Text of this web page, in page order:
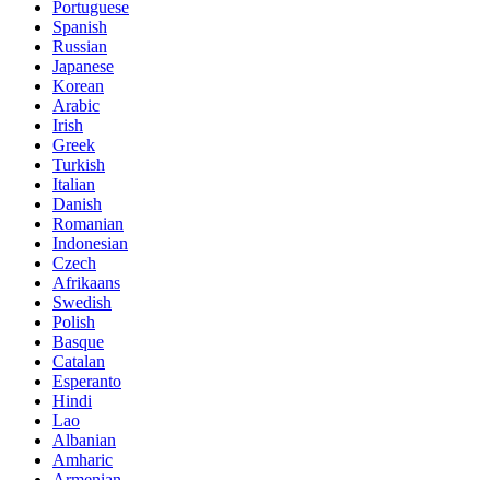
Portuguese
Spanish
Russian
Japanese
Korean
Arabic
Irish
Greek
Turkish
Italian
Danish
Romanian
Indonesian
Czech
Afrikaans
Swedish
Polish
Basque
Catalan
Esperanto
Hindi
Lao
Albanian
Amharic